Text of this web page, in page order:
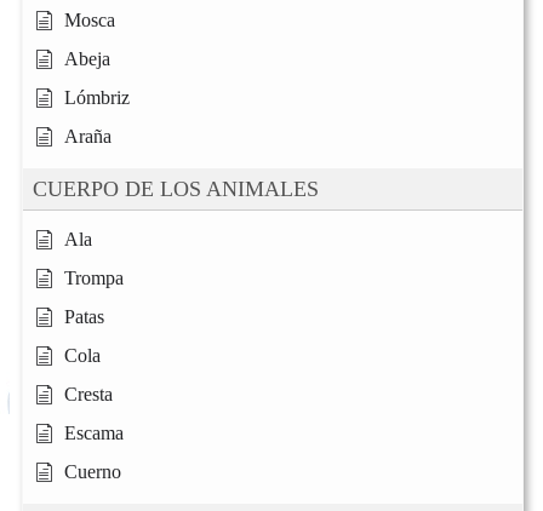
Mosca
Abeja
Lómbriz
Araña
CUERPO DE LOS ANIMALES
Ala
Trompa
Patas
Cola
Cresta
Escama
Cuerno